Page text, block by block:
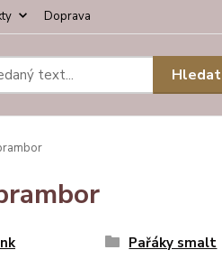
Doprava
Hledat
Pařáky smalt